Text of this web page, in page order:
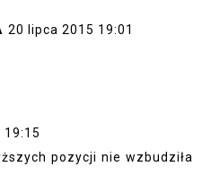
20 lipca 2015 19:01
19:15
pozycji nie wzbudziła